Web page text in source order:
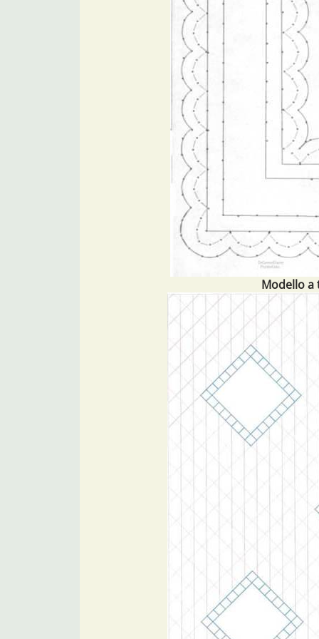
Modello a